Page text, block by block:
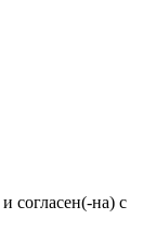
и согласен(-на) с